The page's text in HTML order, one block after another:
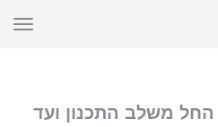
משלב התכנון ועד